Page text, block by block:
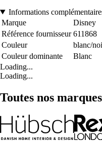
Informations
Marque
Disney
Référence fournisseur 611868
Couleur
blanc/
Couleur dominante
Blanc
Loading...
Loading...
Toutes nos marques